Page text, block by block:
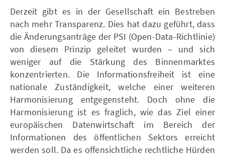
Derzeit gibt es in der Gesellschaft ein Bestreben
nach mehr Transparenz. Dies hat dazu geführt, dass
die Änderungsanträge der PSI (Open-Data-Richtlinie)
von diesem Prinzip geleitet wurden – und sich
weniger auf die Stärkung des Binnenmarktes
konzentrierten. Die Informationsfreiheit ist eine
nationale Zuständigkeit, welche einer weiteren
Harmonisierung entgegensteht. Doch ohne die
Harmonisierung ist es fraglich, wie das Ziel einer
europäischen Datenwirtschaft im Bereich der
Informationen des öffentlichen Sektors erreicht
werden soll. Da es offensichtliche rechtliche Hürden